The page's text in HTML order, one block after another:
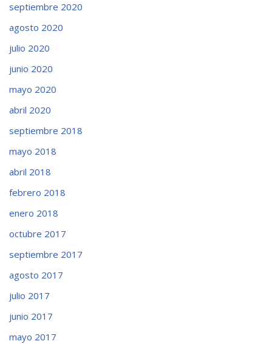
septiembre 2020
agosto 2020
julio 2020
junio 2020
mayo 2020
abril 2020
septiembre 2018
mayo 2018
abril 2018
febrero 2018
enero 2018
octubre 2017
septiembre 2017
agosto 2017
julio 2017
junio 2017
mayo 2017